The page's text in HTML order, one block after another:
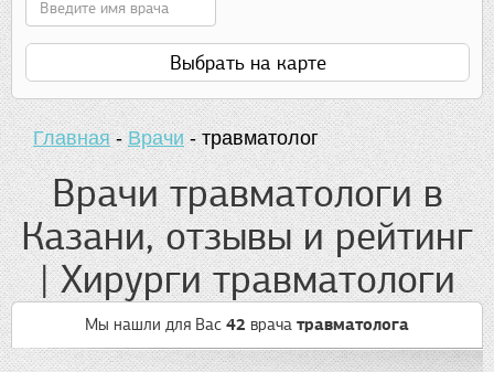
Выбрать на карте
Главная-Врачи-травматолог
Врачи травматологи в
Казани, отзывы и рейтинг
| Хирурги травматологи
Мы нашли для Вас 42 врача травматолога